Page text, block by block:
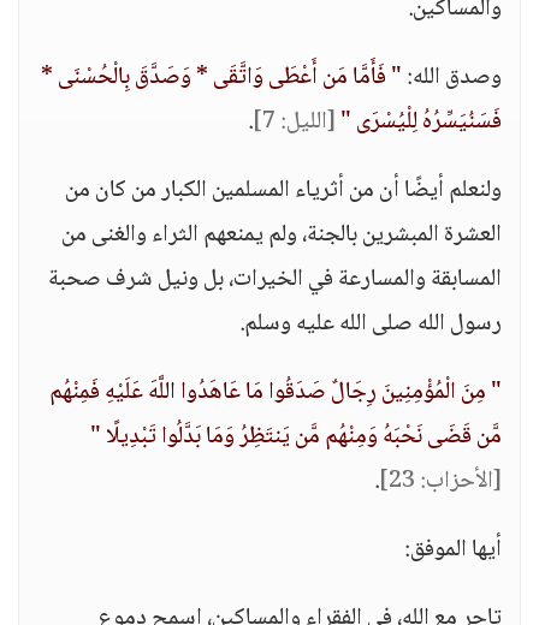
والمساكين.
وصدق الله:" فَأَمَّا مَن أَعْطَى وَاتَّقَى * وَصَدَّقَ بِالْحُسْنَى *
فَسَنُيَسِّرُهُ لِلْيُسْرَى "[الليل: 7]
.
ولنعلم أيضًا أن من أثرياء المسلمين الكبار من كان من
العشرة المبشرين بالجنة، ولم يمنعهم الثراء والغنى من
المسابقة والمسارعة في الخيرات، بل ونيل شرف صحبة
رسول الله صلى الله عليه وسلم.
" مِنَ الْمُؤْمِنِينَ رِجَالٌ صَدَقُوا مَا عَاهَدُوا اللَّهَ عَلَيْهِ فَمِنْهُم
مَّن قَضَى نَحْبَهُ وَمِنْهُم مَّن يَنتَظِرُ وَمَا بَدَّلُوا تَبْدِيلًا "
[الأحزاب: 23]
.
أيها الموفق: